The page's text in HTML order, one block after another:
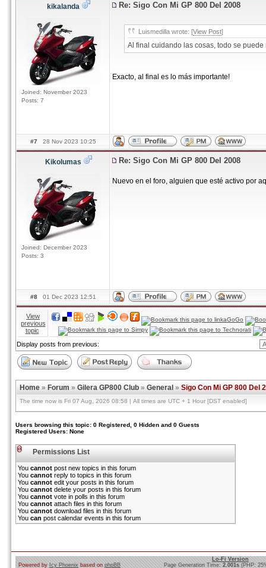
kikalanda
Joined: November 2023
Posts: 7
Re: Sigo Con Mi GP 800 Del 2008
Luismedilla wrote: [View Post]
Al final cuidando las cosas, todo se
Exacto, al final es lo más importante!
#7 28 Nov 2023 10:25
Kikolumas
Joined: December 2023
Posts: 3
Re: Sigo Con Mi GP 800 Del 2008
Nuevo en el foro, alguien que esté activo por
#8 01 Dec 2023 12:51
View
previous
topic
Display posts from previous:
Home » Forum » Gilera GP800 Club » General » Sigo Con Mi GP 800 Del
The time now is Fri 07 Aug, 2026 08:58 | All times are UTC + 1 Hour [DST enabled]
Users browsing this topic: 0 Registered, 0 Hidden and 0 Guests
Registered Users: None
Permissions List
You cannot post new topics in this forum
You cannot reply to topics in this forum
You cannot edit your posts in this forum
You cannot delete your posts in this forum
You cannot vote in polls in this forum
You cannot attach files in this forum
You cannot download files in this forum
You can post calendar events in this forum
Powered by Icy Phoenix based on phpBB
Lo-Fi Version
Page Generation Time: 2.001s (PHP: